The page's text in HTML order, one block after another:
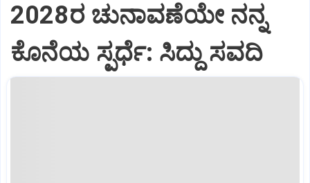
2028ರ ಚುನಾವಣೆಯೇ ನನ್ನ
ಕೊನೆಯ ಸ್ಪರ್ಧೆ: ಸಿದ್ದು ಸವದಿ